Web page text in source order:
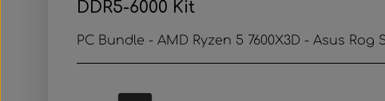
DDR5-6000 Kit
PC Bundle - AMD Ryzen 5 7600X3D - Asus